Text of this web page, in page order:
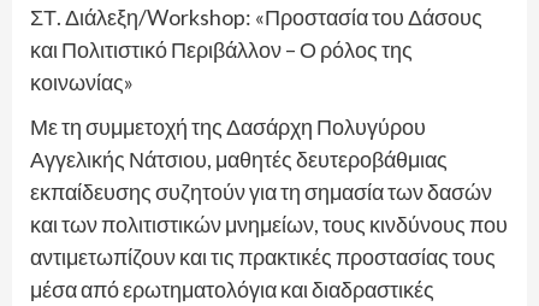
ΣΤ. Διάλεξη/Workshop: «Προστασία του Δάσους
και Πολιτιστικό Περιβάλλον – Ο ρόλος της
κοινωνίας»
Με τη συμμετοχή της Δασάρχη Πολυγύρου
Αγγελικής Νάτσιου, μαθητές δευτεροβάθμιας
εκπαίδευσης συζητούν για τη σημασία των δασών
και των πολιτιστικών μνημείων, τους κινδύνους που
αντιμετωπίζουν και τις πρακτικές προστασίας τους
μέσα από ερωτηματολόγια και διαδραστικές